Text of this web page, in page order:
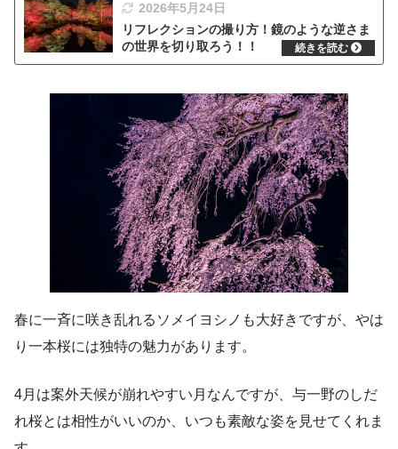
2026年5月24日
リフレクションの撮り方！鏡のような逆さま
の世界を切り取ろう！！
春に一斉に咲き乱れるソメイヨシノも大好きですが、やは
り一本桜には独特の魅力があります。
4月は案外天候が崩れやすい月なんですが、与一野のしだ
れ桜とは相性がいいのか、いつも素敵な姿を見せてくれま